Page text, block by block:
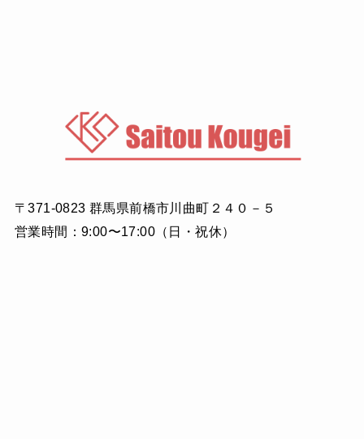
〒371-0823 群馬県前橋市川曲町２４０－５
営業時間：9:00〜17:00（日・祝休）